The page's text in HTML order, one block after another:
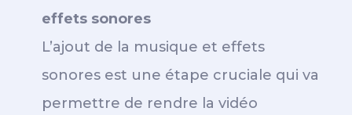
effets sonores
L’ajout de la musique et effets
sonores est une étape cruciale qui va
permettre de rendre la vidéo